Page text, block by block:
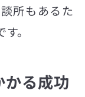
所もあるた
。
かる成功